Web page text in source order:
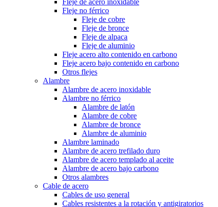
Fleje de acero inoxidable
Fleje no férrico
Fleje de cobre
Fleje de bronce
Fleje de alpaca
Fleje de aluminio
Fleje acero alto contenido en carbono
Fleje acero bajo contenido en carbono
Otros flejes
Alambre
Alambre de acero inoxidable
Alambre no férrico
Alambre de latón
Alambre de cobre
Alambre de bronce
Alambre de aluminio
Alambre laminado
Alambre de acero trefilado duro
Alambre de acero templado al aceite
Alambre de acero bajo carbono
Otros alambres
Cable de acero
Cables de uso general
Cables resistentes a la rotación y antigiratorios